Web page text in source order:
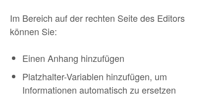
Im Bereich auf der rechten Seite des Editors
können Sie:
Einen Anhang hinzufügen
Platzhalter-Variablen hinzufügen, um
Informationen automatisch zu ersetzen